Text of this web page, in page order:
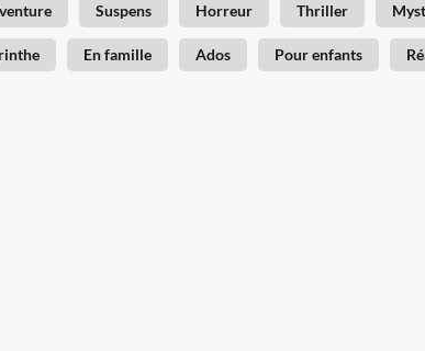
Suspens Horreur Thriller
En famille Ados Pour enfants